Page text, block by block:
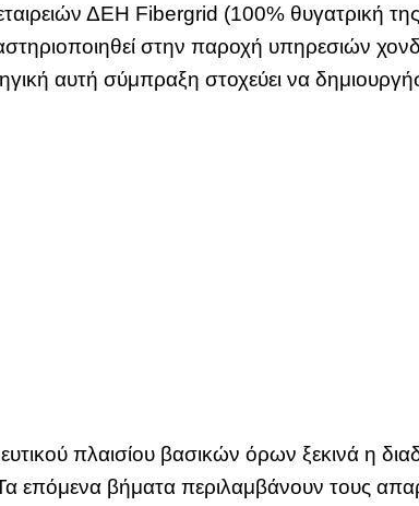
ΔΕΗ Fibergrid (100% θυγατρική
στην παροχή υπηρεσιών
αυτή σύμπραξη στοχεύει να
πλαισίου βασικών όρων ξεκινά η
βήματα περιλαμβάνουν τους